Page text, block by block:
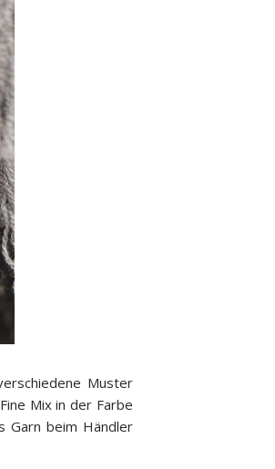
Muster
Mix in der Farbe
Garn beim Händler